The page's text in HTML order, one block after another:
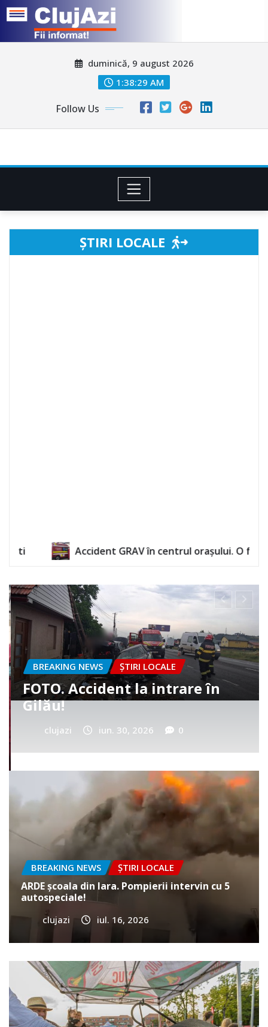
duminică, 9 august 2026
1:38:31 AM
Follow Us
ȘTIRI LOCALE
în centrul orașului. O femeie a rămas încarcerată
BREAKING NEWS ȘTIRI LOCALE
Cum a murit băiețelul din
Vultureni? Era cu tatăl în
cimitir
clujazi iun. 25, 2026 0
BREAKING NEWS ȘTIRI LOCALE
ARDE școala din Iara. Pompierii intervin cu 5
autospeciale!
clujazi iul. 16, 2026